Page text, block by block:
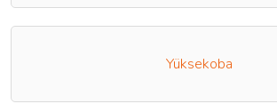
Yüksekoba